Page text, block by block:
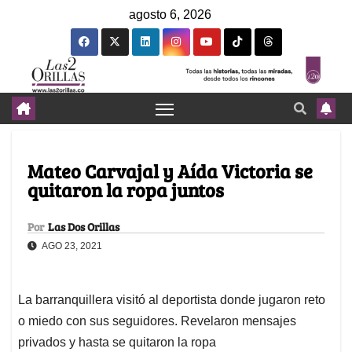
agosto 6, 2026
Mateo Carvajal y Aída Victoria se
quitaron la ropa juntos
Por Las Dos Orillas
AGO 23, 2021
La barranquillera visitó al deportista donde jugaron reto
o miedo con sus seguidores. Revelaron mensajes
privados y hasta se quitaron la ropa